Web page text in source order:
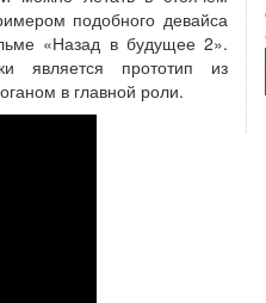
подобного девайса
«Назад в будущее 2».
является прототип из
в главной роли.